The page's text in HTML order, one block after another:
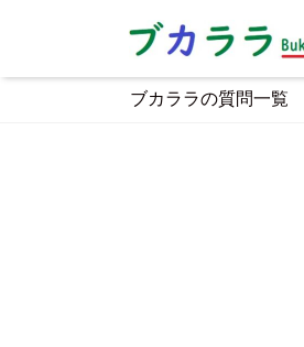
ブカララの質問一覧